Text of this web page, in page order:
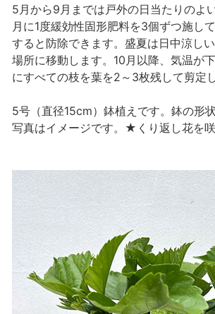
5月から9月までは戸外の日当たりのよ
月に1度緩効性固形肥料を3個ずつ施し
すると防除できます。盛夏は日中涼し
場所に移動します。10月以降、気温が
にすべての枝を葉を2～3枚残して剪定し
5号（直径15cm）鉢植えです。鉢の形
写真はイメージです。★くり返し花を